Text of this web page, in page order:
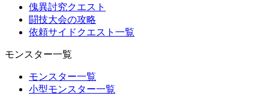
傀異討究クエスト
闘技大会の攻略
依頼サイドクエスト一覧
モンスター一覧
モンスター一覧
小型モンスター一覧